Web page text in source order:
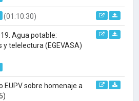
(01:10:30)
Agua potable:
telelectura (EGEVASA)
EUPV sobre homenaje a